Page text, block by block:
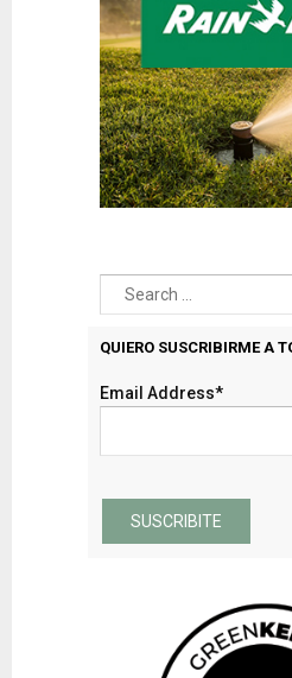
QUIERO SUSCRIBIRME A
Email Address*